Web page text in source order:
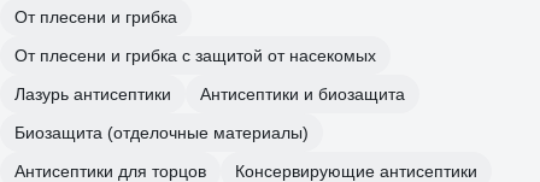
От плесени и грибка
От плесени и грибка с защитой от насекомых
Лазурь антисептики
Антисептики и биозащита
Биозащита (отделочные материалы)
Антисептики для торцов
Консервирующие антисептики